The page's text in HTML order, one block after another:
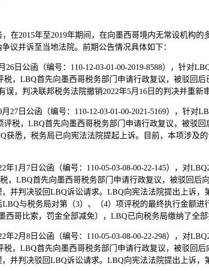
在2015年至2019年期间，在向墨西哥境内无常设机构
议并诉至当地法院。前期公告情况具体如下：
26日公函（编号：110-12-03-01-00-2019-8588），针
税，LBQ首先向墨西哥税务部门申请行政复议，被驳回
，判决联邦税务法院撤销2022年5月16日的判决并重新
27日公函（编号：110-12-03-01-00-2021-5169），针
评税，LBQ首先向墨西哥税务部门申请行政复议，被
获悉，税务局已向宪法法院提起上诉。目前，本项涉
年1月7日公函（编号：110-05-03-08-00-22-145），对
，LBQ首先向墨西哥税务部门申请行政复议，被驳回
，并判决驳回LBQ诉讼请求。LBQ向宪法法院提出上诉
与税务局对第（3）、（4）项评税的最终执行金额进
西哥比索，罚金全部减免），LBQ已向税务局缴纳了全部
年2月8日公函（编号：110-05-03-08-00-22-298），对
税，LBQ首先向墨西哥税务部门申请行政复议，被驳
，并判决驳回LBQ诉讼请求。LBQ向宪法法院提出上诉